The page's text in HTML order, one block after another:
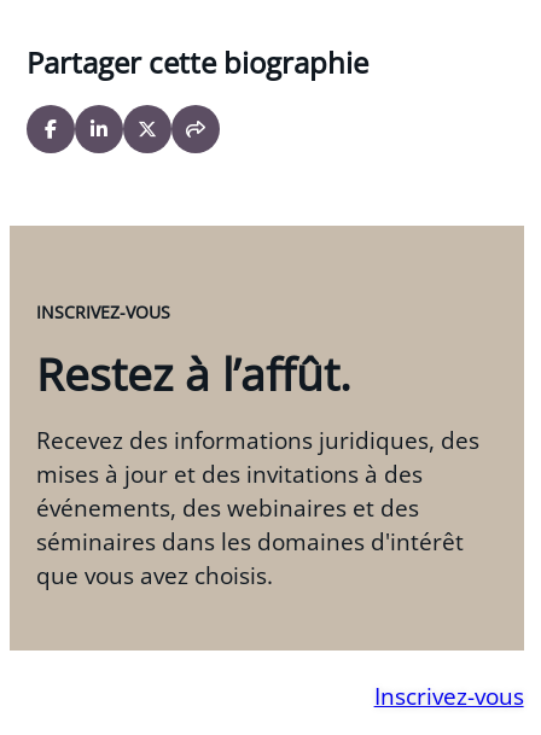
Partager cette biographie
INSCRIVEZ-VOUS
Restez à l’affût.
Recevez des informations juridiques, des
mises à jour et des invitations à des
événements, des webinaires et des
séminaires dans les domaines d'intérêt
que vous avez choisis.
Inscrivez-vous